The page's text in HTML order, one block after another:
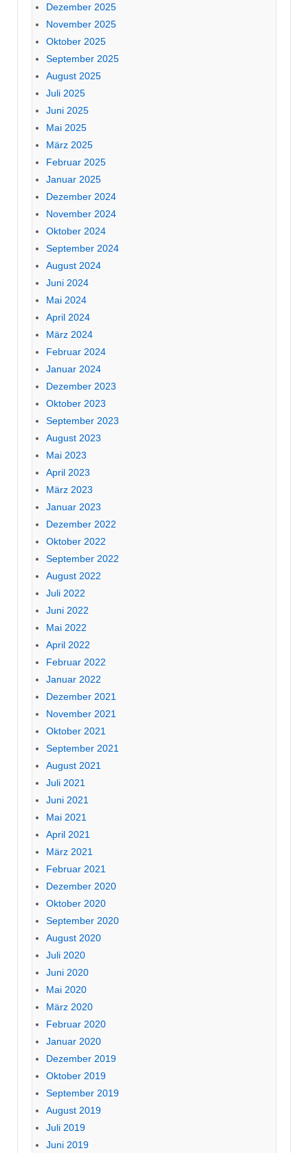
Dezember 2025
November 2025
Oktober 2025
September 2025
August 2025
Juli 2025
Juni 2025
Mai 2025
März 2025
Februar 2025
Januar 2025
Dezember 2024
November 2024
Oktober 2024
September 2024
August 2024
Juni 2024
Mai 2024
April 2024
März 2024
Februar 2024
Januar 2024
Dezember 2023
Oktober 2023
September 2023
August 2023
Mai 2023
April 2023
März 2023
Januar 2023
Dezember 2022
Oktober 2022
September 2022
August 2022
Juli 2022
Juni 2022
Mai 2022
April 2022
Februar 2022
Januar 2022
Dezember 2021
November 2021
Oktober 2021
September 2021
August 2021
Juli 2021
Juni 2021
Mai 2021
April 2021
März 2021
Februar 2021
Dezember 2020
Oktober 2020
September 2020
August 2020
Juli 2020
Juni 2020
Mai 2020
März 2020
Februar 2020
Januar 2020
Dezember 2019
Oktober 2019
September 2019
August 2019
Juli 2019
Juni 2019